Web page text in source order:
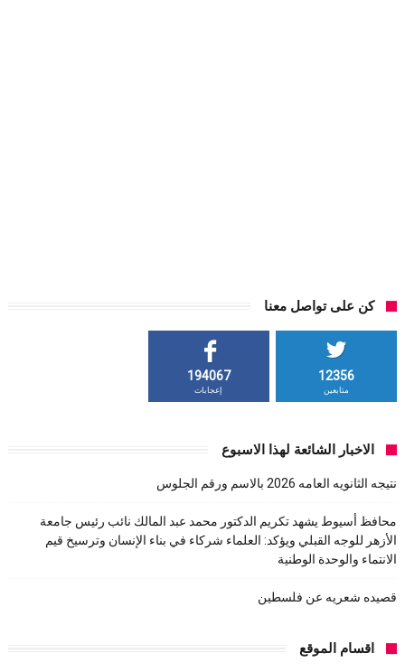
كن على تواصل معنا
12356
متابعين
194067
إعجابات
الاخبار الشائعة لهذا الاسبوع
نتيجه الثانويه العامه 2026 بالاسم ورقم الجلوس
محافظ أسيوط يشهد تكريم الدكتور محمد عبد المالك نائب رئيس جامعة
الأزهر للوجه القبلي ويؤكد: العلماء شركاء في بناء الإنسان وترسيخ قيم
الانتماء والوحدة الوطنية
قصيده شعريه عن فلسطين
اقسام الموقع